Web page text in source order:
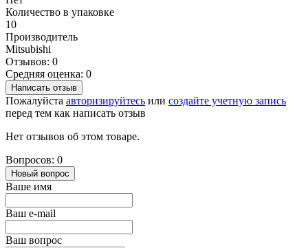
Количество в упаковке
10
Производитель
Mitsubishi
Отзывов: 0
Средняя оценка: 0
Написать отзыв
Пожалуйста авторизируйтесь или создайте учетную запись
перед тем как написать отзыв
Нет отзывов об этом товаре.
Вопросов: 0
Новый вопрос
Ваше имя
Ваш e-mail
Ваш вопрос